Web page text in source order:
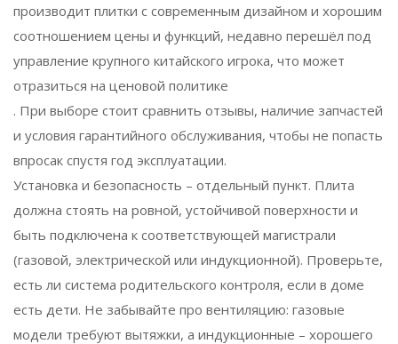
производит плитки с современным дизайном и хорошим
соотношением цены и функций, недавно перешёл под
управление крупного китайского игрока, что может
отразиться на ценовой политике
. При выборе стоит сравнить отзывы, наличие запчастей
и условия гарантийного обслуживания, чтобы не попасть
впросак спустя год эксплуатации.
Установка и безопасность – отдельный пункт. Плита
должна стоять на ровной, устойчивой поверхности и
быть подключена к соответствующей магистрали
(газовой, электрической или индукционной). Проверьте,
есть ли система родительского контроля, если в доме
есть дети. Не забывайте про вентиляцию: газовые
модели требуют вытяжки, а индукционные – хорошего